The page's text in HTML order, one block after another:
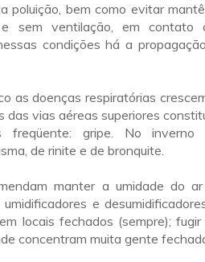
poluição, bem como evitar
sem ventilação, em contato
condições há a
as doenças respiratórias
das vias aéreas superiores
freqüente: gripe. No inverno
de rinite e de bronquite.
manter a umidade do
e
locais fechados (sempre); fugir
concentram muita gente